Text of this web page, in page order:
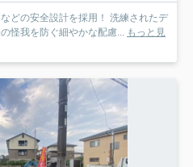
どの安全設計を採用！ 洗練されたデ
怪我を防ぐ細やかな配慮... もっと見